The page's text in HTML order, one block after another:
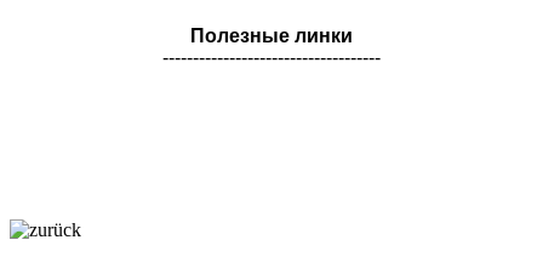
Полезные линки
------------------------------------